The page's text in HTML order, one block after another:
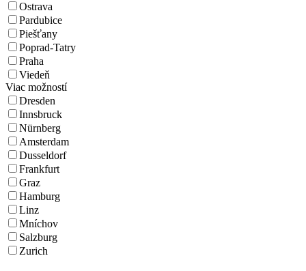
Ostrava
Pardubice
Piešťany
Poprad-Tatry
Praha
Viedeň
Viac možností
Dresden
Innsbruck
Nürnberg
Amsterdam
Dusseldorf
Frankfurt
Graz
Hamburg
Linz
Mníchov
Salzburg
Zurich